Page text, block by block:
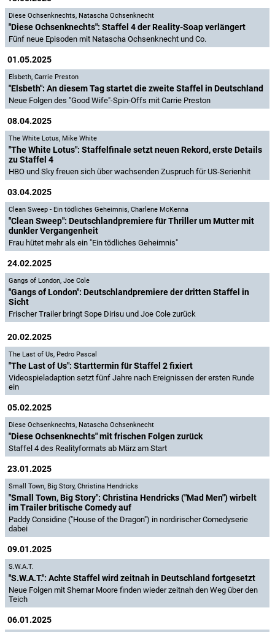
Diese Ochsenknechts, Natascha Ochsenknecht
"Diese Ochsenknechts": Staffel 4 der Reality-Soap verlängert
Fünf neue Episoden mit Natascha Ochsenknecht und Co.
01.05.2025
Elsbeth, Carrie Preston
"Elsbeth": An diesem Tag startet die zweite Staffel in Deutschland
Neue Folgen des "Good Wife"-Spin-Offs mit Carrie Preston
08.04.2025
The White Lotus, Mike White
"The White Lotus": Staffelfinale setzt neuen Rekord, erste Details
zu Staffel 4
HBO und Sky freuen sich über wachsenden Zuspruch für US-Serienhit
03.04.2025
Clean Sweep - Ein tödliches Geheimnis, Charlene McKenna
"Clean Sweep": Deutschlandpremiere für Thriller um Mutter mit
dunkler Vergangenheit
Frau hütet mehr als ein "Ein tödliches Geheimnis"
24.02.2025
Gangs of London, Joe Cole
"Gangs of London": Deutschlandpremiere der dritten Staffel in
Sicht
Frischer Trailer bringt Sope Dirisu und Joe Cole zurück
20.02.2025
The Last of Us, Pedro Pascal
"The Last of Us": Starttermin für Staffel 2 fixiert
Videospieladaption setzt fünf Jahre nach Ereignissen der ersten Runde
ein
05.02.2025
Diese Ochsenknechts, Natascha Ochsenknecht
"Diese Ochsenknechts" mit frischen Folgen zurück
Staffel 4 des Realityformats ab März am Start
23.01.2025
Small Town, Big Story, Christina Hendricks
"Small Town, Big Story": Christina Hendricks ("Mad Men") wirbelt
im Trailer britische Comedy auf
Paddy Considine ("House of the Dragon") in nordirischer Comedyserie
dabei
09.01.2025
S.W.A.T.
"S.W.A.T.": Achte Staffel wird zeitnah in Deutschland fortgesetzt
Neue Folgen mit Shemar Moore finden wieder zeitnah den Weg über den
Teich
06.01.2025